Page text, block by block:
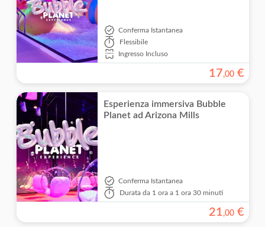
Pasti inclusi
Piccolo gruppo
Tour con audioguida
Mostre
Conferma Istantanea
Flessibile
Ingresso Incluso
17,00 €
Esperienza immersiva Bubble
Planet ad Arizona Mills
Conferma Istantanea
Durata da 1 ora a 1 ora 30 minuti
21,00 €